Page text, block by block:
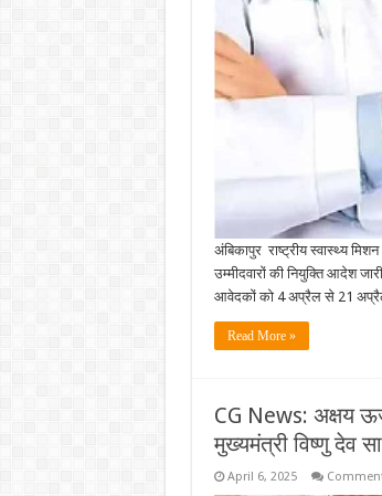
अंबिकापुर राष्ट्रीय स्वास्थ्य
उम्मीदवारों की नियुक्ति आदेश
आवेदकों को 4 अप्रैल से 21 अप्रैल
Read More »
CG News: अक्षय
मुख्यमंत्री विष्णु देव
April 6, 2025